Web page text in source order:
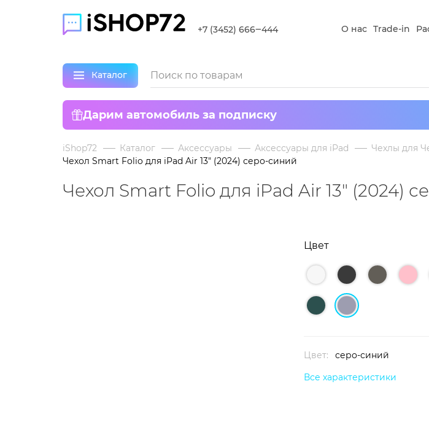
+7 (3452) 666‒444 О нас Trade-in
Каталог
Дарим автомобиль за подписку
iShop72 Каталог Аксессуары Аксессуары для iPad Чехлы для
Чехол Smart Folio для iPad Air 13" (2024) серо-синий
Чехол Smart Folio для iPad Air 13" (2024)
Цвет
Цвет:
серо-синий
Все характеристики